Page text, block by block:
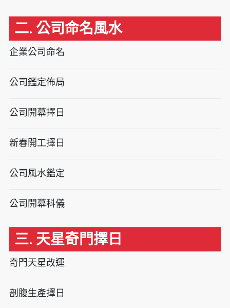
二. 公司命名風水
企業公司命名
公司鑑定佈局
公司開幕擇日
新春開工擇日
公司風水鑑定
公司開幕科儀
三. 天星奇門擇日
奇門天星改運
剖腹生產擇日